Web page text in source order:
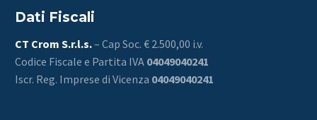
Dati Fiscali
CT Crom S.r.l.s.– Cap Soc. € 2.500,00 i.v.
Codice Fiscale e Partita IVA 04049040241
Iscr. Reg. Imprese di Vicenza 04049040241